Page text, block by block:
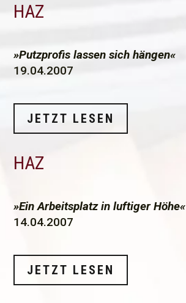
HAZ
»Putzprofis lassen sich hängen«
19.04.2007
JETZT LESEN
HAZ
»Ein Arbeitsplatz in luftiger Höhe«
14.04.2007
JETZT LESEN